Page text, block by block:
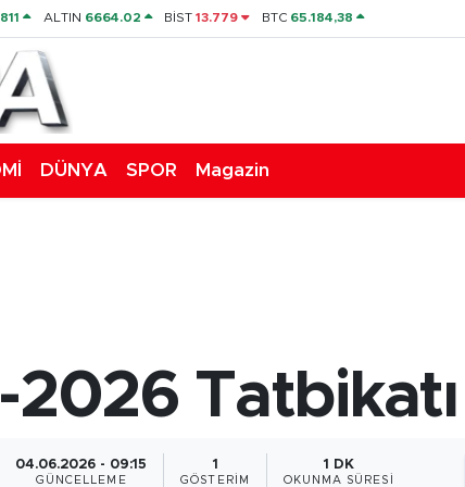
ALTIN 6664.02 BİST13.779 BTC 65.184,38
DÜNYA SPOR Magazin
2026
04.06.2026 - 09:15
GÜNCELLEME
1
GÖSTERIM
1 DK
OKUNMA SÜRESI